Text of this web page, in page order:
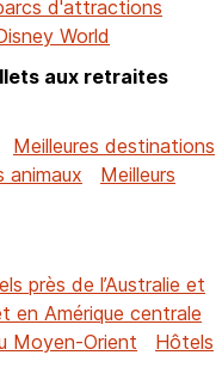
d'attractions
World
aux retraites
Meilleures destinations
animaux
Meilleurs
près de l’Australie et
en Amérique centrale
Moyen-Orient
Hôtels